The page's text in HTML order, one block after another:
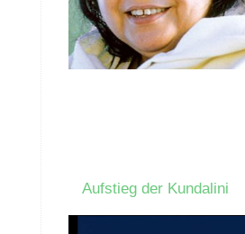
Aufstieg der Kundalini